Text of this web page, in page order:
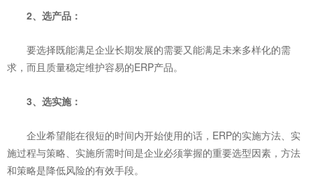
2、选产品：
要选择既能满足企业长期发展的需要又能满足未来多样化的需
求，而且质量稳定维护容易的ERP产品。
3、选实施：
企业希望能在很短的时间内开始使用的话，ERP的实施方法、实
施过程与策略、实施所需时间是企业必须掌握的重要选型因素，方法
和策略是降低风险的有效手段。